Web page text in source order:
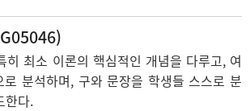
히 최소 이론의 핵심적인 개념을 다루고, 여
로 분석하며, 구와 문장을 학생들 스스로 분
한다.